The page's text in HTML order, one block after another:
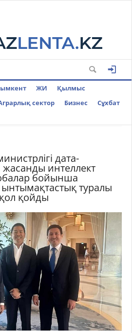
ЖИ
Қылмыс
сектор Бизнес
Cұхбат
дата-
интеллект
бойынша
туралы
қойды